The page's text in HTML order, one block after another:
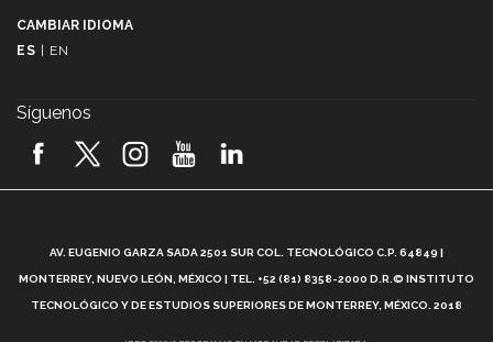
2026! (video)
¿Cómo es el Modelo Educativo Tec? (video)
CAMBIAR IDIOMA
ES
EN
Síguenos
AV. EUGENIO GARZA SADA 2501 SUR COL. TECNOLÓGICO C.P. 64849 |
MONTERREY, NUEVO LEÓN, MÉXICO | TEL. +52 (81) 8358-2000 D.R.© INSTITUTO
TECNOLÓGICO Y DE ESTUDIOS SUPERIORES DE MONTERREY, MÉXICO. 2018